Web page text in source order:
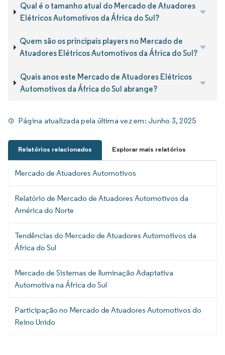
Qual é o tamanho atual do Mercado de Atuadores
Elétricos Automotivos da África do Sul?
Quem são os principais players no Mercado de
Atuadores Elétricos Automotivos da África do Sul?
Quais anos este Mercado de Atuadores Elétricos
Automotivos da África do Sul abrange?
Página atualizada pela última vez em:Junho 3, 2025
Relatórios relacionados Explorar mais relatórios
Mercado de Atuadores Automotivos
Relatório de Mercado de Atuadores Automotivos da
América do Norte
Tendências do Mercado de Atuadores Automotivos da
África do Sul
Mercado de Sistemas de Iluminação Adaptativa
Automotiva na África do Sul
Participação no Mercado de Atuadores Automotivos do
Reino Unido